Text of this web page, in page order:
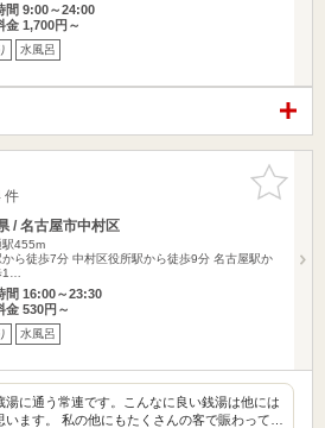
間 9:00～24:00
金 1,700円～
水風呂
お気に入
りに追加
件
/ 名古屋市中村区
駅455m
から徒歩7分 中村区役所駅から徒歩9分 名古屋駅か
1…
間 16:00～23:30
金 530円～
水風呂
湯に通う常連です。こんなに良い銭湯は他には
います。 私の他にもたくさんの客で賑わって…